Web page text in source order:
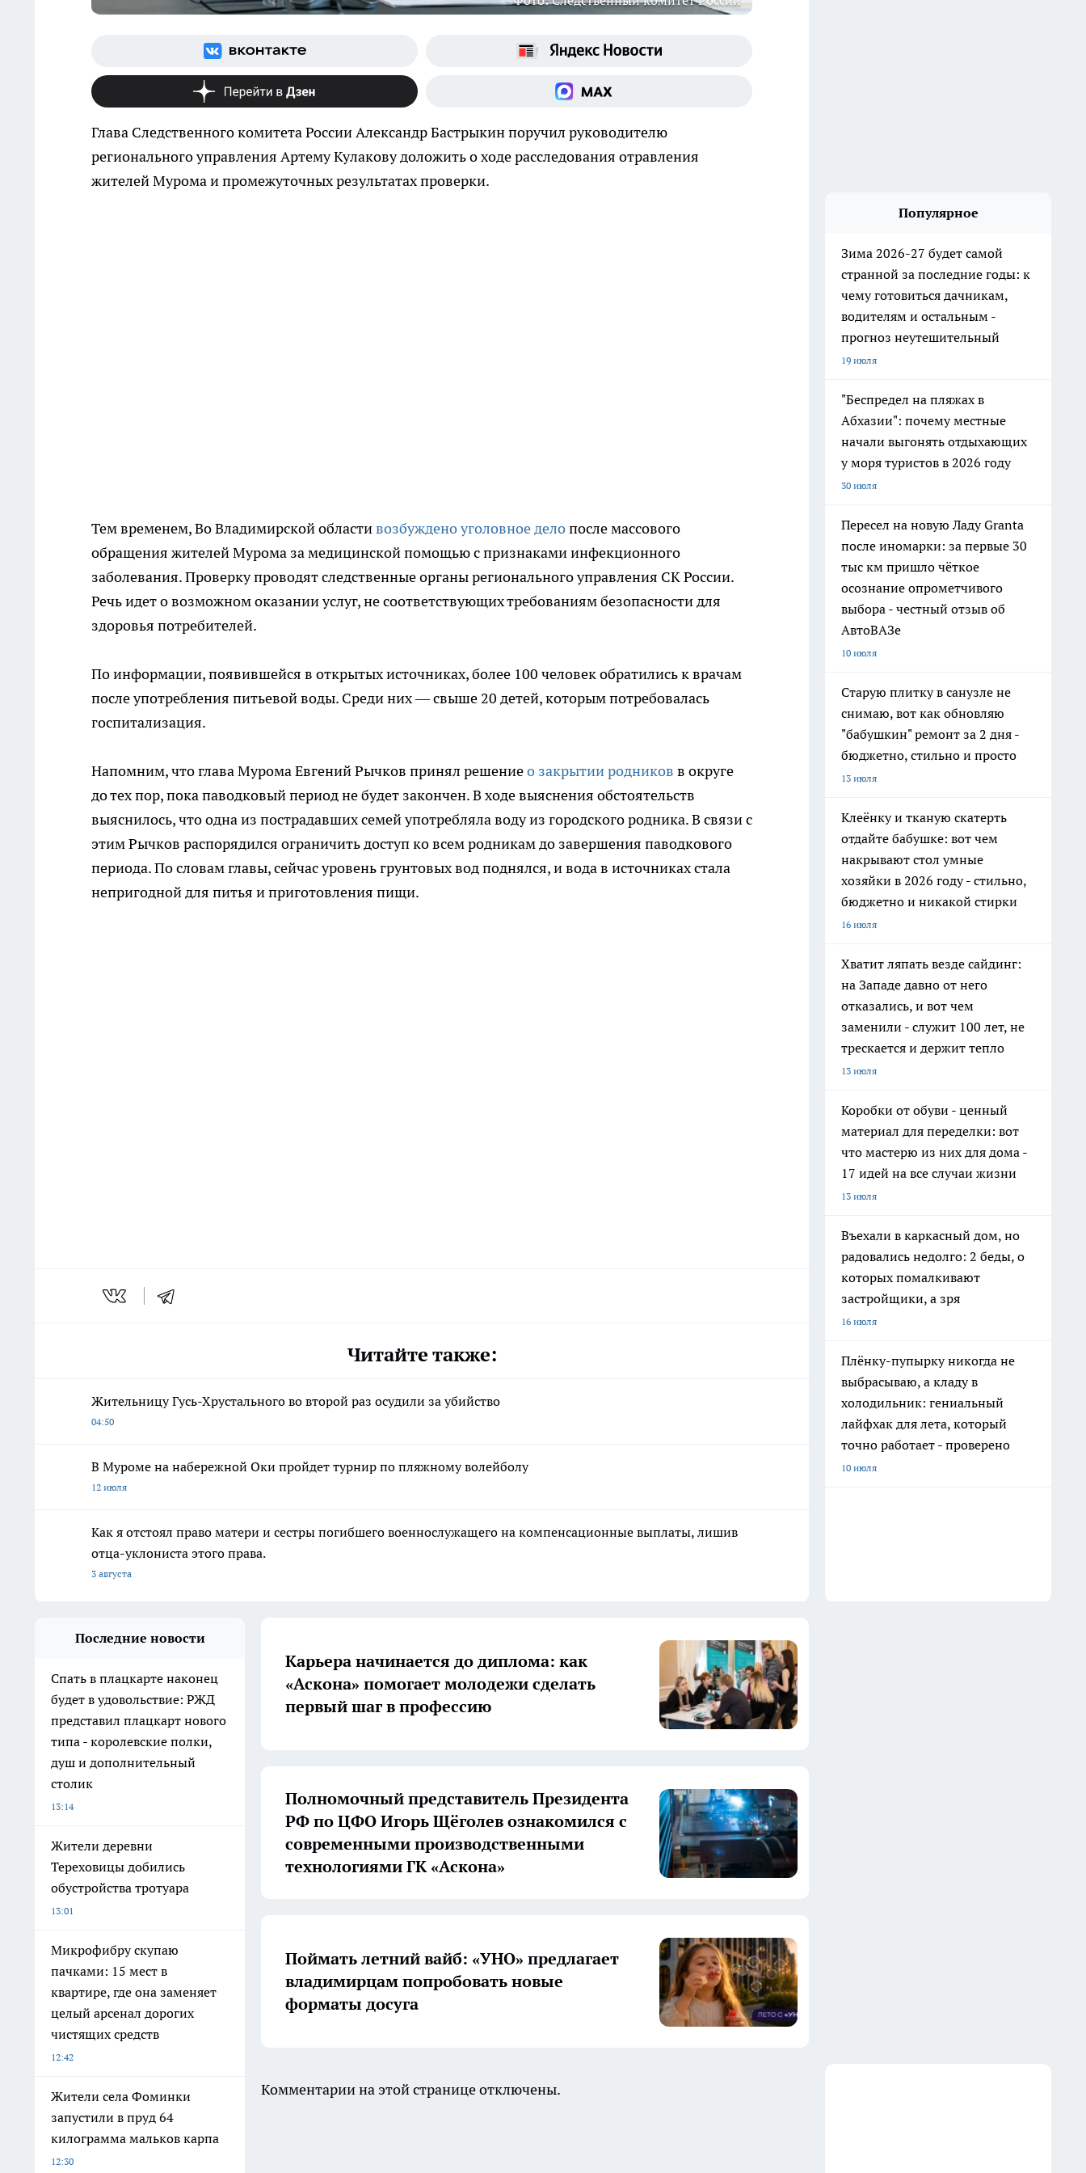
Глава Следственного комитета России Александр Бастрыкин поручил руководителю
регионального управления Артему Кулакову доложить о ходе расследования отравления
жителей Мурома и промежуточных результатах проверки.
Тем временем, Во Владимирской областивозбуждено уголовное делопосле массового
обращения жителей Мурома за медицинской помощью с признаками инфекционного
заболевания. Проверку проводят следственные органы регионального управления СК России.
Речь идет о возможном оказании услуг, не соответствующих требованиям безопасности для
здоровья потребителей.
По информации, появившейся в открытых источниках, более 100 человек обратились к врачам
после употребления питьевой воды. Среди них — свыше 20 детей, которым потребовалась
госпитализация.
Напомним, что глава Мурома Евгений Рычков принял решениео закрытии родников в округе
до тех пор, пока паводковый период не будет закончен. В ходе выяснения обстоятельств
выяснилось, что одна из пострадавших семей употребляла воду из городского родника. В связи с
этим Рычков распорядился ограничить доступ ко всем родникам до завершения паводкового
периода. По словам главы, сейчас уровень грунтовых вод поднялся, и вода в источниках стала
непригодной для питья и приготовления пищи.
Читайте также:
Жительницу Гусь-Хрустального во второй раз осудили за убийство
04:50
В Муроме на набережной Оки пройдет турнир по пляжному волейболу
12 июля
Как я отстоял право матери и сестры погибшего военнослужащего на компенсационные выплаты, лишив
отца-уклониста этого права.
3 августа
Популярное
Зима 2026-27 будет самой
странной за последние годы: к
чему готовиться дачникам,
водителям и остальным -
прогноз неутешительный
19 июля
"Беспредел на пляжах в
Абхазии": почему местные
начали выгонять отдыхающих
у моря туристов в 2026 году
30 июля
Пересел на новую Ладу Granta
после иномарки: за первые 30
тыс км пришло чёткое
осознание опрометчивого
выбора - честный отзыв об
АвтоВАЗе
10 июля
Старую плитку в санузле не
снимаю, вот как обновляю
"бабушкин" ремонт за 2 дня -
бюджетно, стильно и просто
13 июля
Клеёнку и тканую скатерть
отдайте бабушке: вот чем
накрывают стол умные
хозяйки в 2026 году - стильно,
бюджетно и никакой стирки
16 июля
Хватит ляпать везде сайдинг:
на Западе давно от него
отказались, и вот чем
заменили - служит 100 лет, не
трескается и держит тепло
13 июля
Коробки от обуви - ценный
материал для переделки: вот
что мастерю из них для дома -
17 идей на все случаи жизни
13 июля
Въехали в каркасный дом, но
радовались недолго: 2 беды, о
которых помалкивают
застройщики, а зря
16 июля
Плёнку-пупырку никогда не
выбрасываю, а кладу в
холодильник: гениальный
лайфхак для лета, который
точно работает - проверено
10 июля
Последние новости
Спать в плацкарте наконец
будет в удовольствие: РЖД
представил плацкарт нового
типа - королевские полки,
душ и дополнительный
столик
13:14
Жители деревни
Тереховицы добились
обустройства тротуара
13:01
Микрофибру скупаю
пачками: 15 мест в
квартире, где она заменяет
целый арсенал дорогих
чистящих средств
12:42
Жители села Фоминки
запустили в пруд 64
килограмма мальков карпа
12:30
Карьера начинается до диплома: как
«Аскона» помогает молодежи сделать
первый шаг в профессию
Полномочный представитель Президента
РФ по ЦФО Игорь Щёголев ознакомился с
современными производственными
технологиями ГК «Аскона»
Поймать летний вайб: «УНО» предлагает
владимирцам попробовать новые
форматы досуга
Комментарии на этой странице отключены.